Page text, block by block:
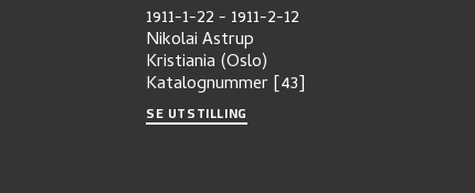
1911-1-22- 1911-2-12
Nikolai Astrup
Kristiania (Oslo)
Katalognummer[43]
SE UTSTILLING